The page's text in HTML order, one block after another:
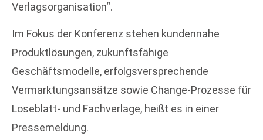
Verlagsorganisation“.
Im Fokus der Konferenz stehen kundennahe
Produktlösungen, zukunftsfähige
Geschäftsmodelle, erfolgsversprechende
Vermarktungsansätze sowie Change-Prozesse für
Loseblatt- und Fachverlage, heißt es in einer
Pressemeldung.